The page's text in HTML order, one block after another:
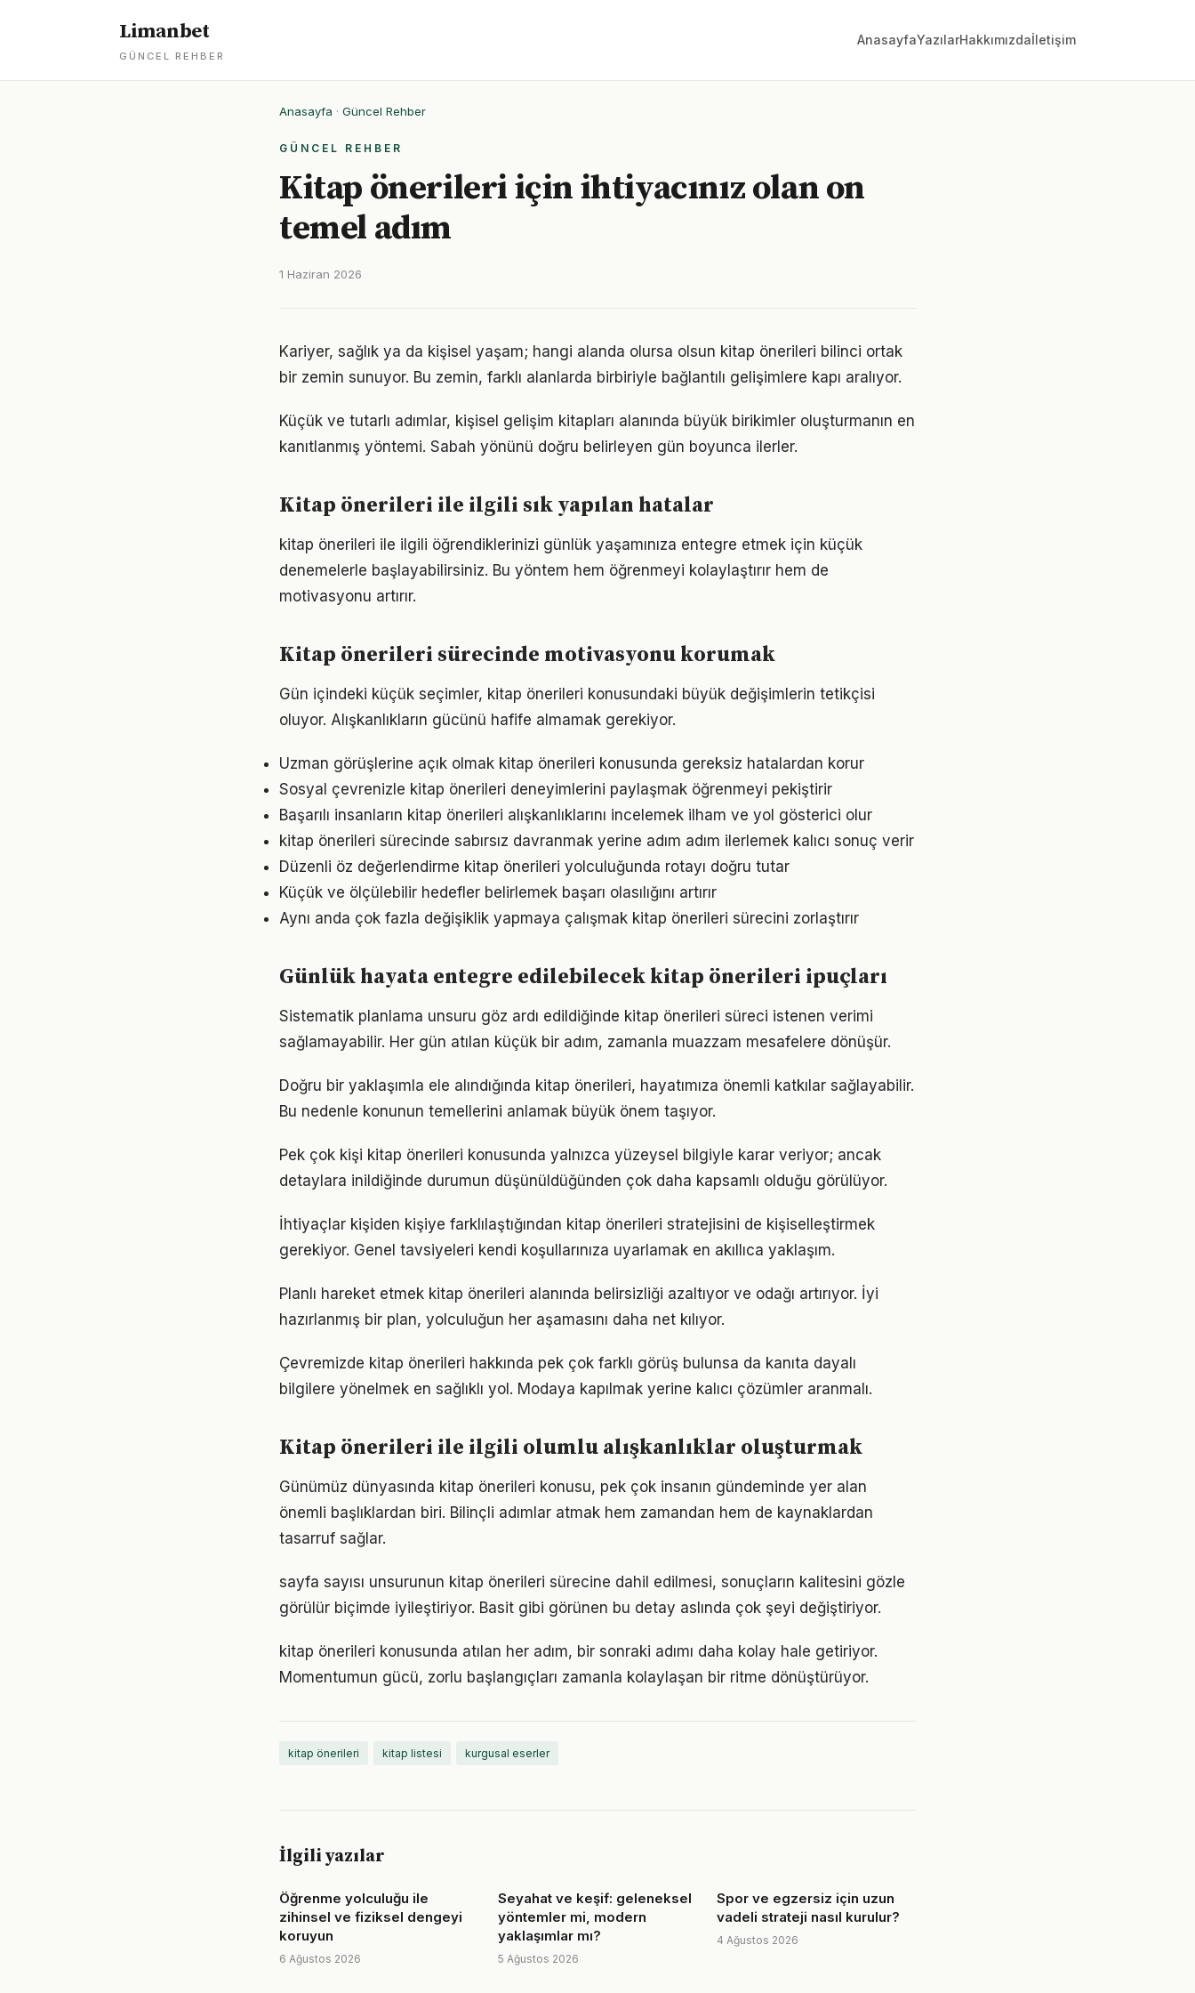
Limanbet
GÜNCEL REHBER
AnasayfaYazılarHakkımızdaİletişim
Anasayfa · Güncel Rehber
GÜNCEL REHBER
Kitap önerileri için ihtiyacınız olan on
temel adım
1 Haziran 2026
Kariyer, sağlık ya da kişisel yaşam; hangi alanda olursa olsun kitap önerileri bilinci ortak
bir zemin sunuyor. Bu zemin, farklı alanlarda birbiriyle bağlantılı gelişimlere kapı aralıyor.
Küçük ve tutarlı adımlar, kişisel gelişim kitapları alanında büyük birikimler oluşturmanın en
kanıtlanmış yöntemi. Sabah yönünü doğru belirleyen gün boyunca ilerler.
Kitap önerileri ile ilgili sık yapılan hatalar
kitap önerileri ile ilgili öğrendiklerinizi günlük yaşamınıza entegre etmek için küçük
denemelerle başlayabilirsiniz. Bu yöntem hem öğrenmeyi kolaylaştırır hem de
motivasyonu artırır.
Kitap önerileri sürecinde motivasyonu korumak
Gün içindeki küçük seçimler, kitap önerileri konusundaki büyük değişimlerin tetikçisi
oluyor. Alışkanlıkların gücünü hafife almamak gerekiyor.
Uzman görüşlerine açık olmak kitap önerileri konusunda gereksiz hatalardan korur
Sosyal çevrenizle kitap önerileri deneyimlerini paylaşmak öğrenmeyi pekiştirir
Başarılı insanların kitap önerileri alışkanlıklarını incelemek ilham ve yol gösterici olur
kitap önerileri sürecinde sabırsız davranmak yerine adım adım ilerlemek kalıcı sonuç verir
Düzenli öz değerlendirme kitap önerileri yolculuğunda rotayı doğru tutar
Küçük ve ölçülebilir hedefler belirlemek başarı olasılığını artırır
Aynı anda çok fazla değişiklik yapmaya çalışmak kitap önerileri sürecini zorlaştırır
Günlük hayata entegre edilebilecek kitap önerileri ipuçları
Sistematik planlama unsuru göz ardı edildiğinde kitap önerileri süreci istenen verimi
sağlamayabilir. Her gün atılan küçük bir adım, zamanla muazzam mesafelere dönüşür.
Doğru bir yaklaşımla ele alındığında kitap önerileri, hayatımıza önemli katkılar sağlayabilir.
Bu nedenle konunun temellerini anlamak büyük önem taşıyor.
Pek çok kişi kitap önerileri konusunda yalnızca yüzeysel bilgiyle karar veriyor; ancak
detaylara inildiğinde durumun düşünüldüğünden çok daha kapsamlı olduğu görülüyor.
İhtiyaçlar kişiden kişiye farklılaştığından kitap önerileri stratejisini de kişiselleştirmek
gerekiyor. Genel tavsiyeleri kendi koşullarınıza uyarlamak en akıllıca yaklaşım.
Planlı hareket etmek kitap önerileri alanında belirsizliği azaltıyor ve odağı artırıyor. İyi
hazırlanmış bir plan, yolculuğun her aşamasını daha net kılıyor.
Çevremizde kitap önerileri hakkında pek çok farklı görüş bulunsa da kanıta dayalı
bilgilere yönelmek en sağlıklı yol. Modaya kapılmak yerine kalıcı çözümler aranmalı.
Kitap önerileri ile ilgili olumlu alışkanlıklar oluşturmak
Günümüz dünyasında kitap önerileri konusu, pek çok insanın gündeminde yer alan
önemli başlıklardan biri. Bilinçli adımlar atmak hem zamandan hem de kaynaklardan
tasarruf sağlar.
sayfa sayısı unsurunun kitap önerileri sürecine dahil edilmesi, sonuçların kalitesini gözle
görülür biçimde iyileştiriyor. Basit gibi görünen bu detay aslında çok şeyi değiştiriyor.
kitap önerileri konusunda atılan her adım, bir sonraki adımı daha kolay hale getiriyor.
Momentumun gücü, zorlu başlangıçları zamanla kolaylaşan bir ritme dönüştürüyor.
kitap önerileri kitap listesi kurgusal eserler
İlgili yazılar
Öğrenme yolculuğu ile
zihinsel ve fiziksel dengeyi
koruyun
6 Ağustos 2026
Seyahat ve keşif: geleneksel
yöntemler mi, modern
yaklaşımlar mı?
5 Ağustos 2026
Spor ve egzersiz için uzun
vadeli strateji nasıl kurulur?
4 Ağustos 2026